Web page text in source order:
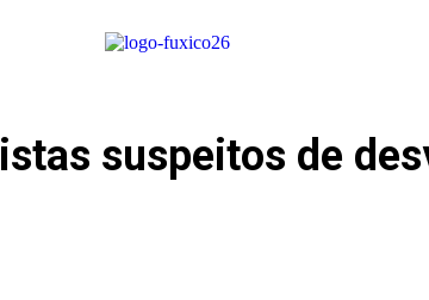
suspeitos de